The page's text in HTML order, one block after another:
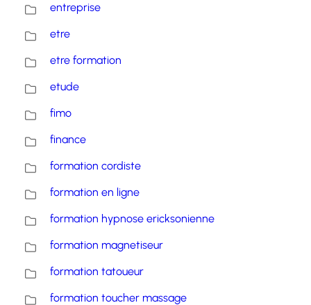
entreprise
etre
etre formation
etude
fimo
finance
formation cordiste
formation en ligne
formation hypnose ericksonienne
formation magnetiseur
formation tatoueur
formation toucher massage